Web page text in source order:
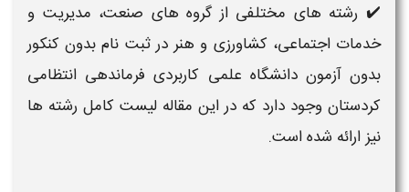
✔️ رشته های مختلفی از گروه های صنعت، مدیریت و
خدمات اجتماعی، کشاورزی و هنر در ثبت نام بدون کنکور
بدون آزمون دانشگاه علمی کاربردی فرماندهی انتظامی
کردستان وجود دارد که در این مقاله لیست کامل رشته ها
نیز ارائه شده است.